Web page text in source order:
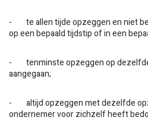
- te allen tijde opzeggen en niet
op een bepaald tijdstip of in een
- tenminste opzeggen op dezelfde
aangegaan;
- altijd opzeggen met dezelfde
ondernemer voor zichzelf heeft